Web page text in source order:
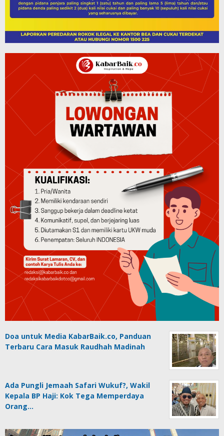
Doa untuk Media KabarBaik.co, Panduan
Terbaru Cara Masuk Raudhah Madinah
Ada Pungli Jemaah Safari Wukuf?, Wakil
Kepala BP Haji: Kok Tega Memperdaya
Orang…